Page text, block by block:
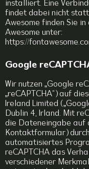
installiert. Eine
findet dabei nicht
Awesome finden Sie
Awesome unter:
https://
Google
Wir nutzen „Google
„reCAPTCHA“) auf
Ireland Limited
Dublin 4, Irland. Mit
die Dateneingabe auf
Kontaktformular)
automatisiertes
reCAPTCHA das
verschiedener